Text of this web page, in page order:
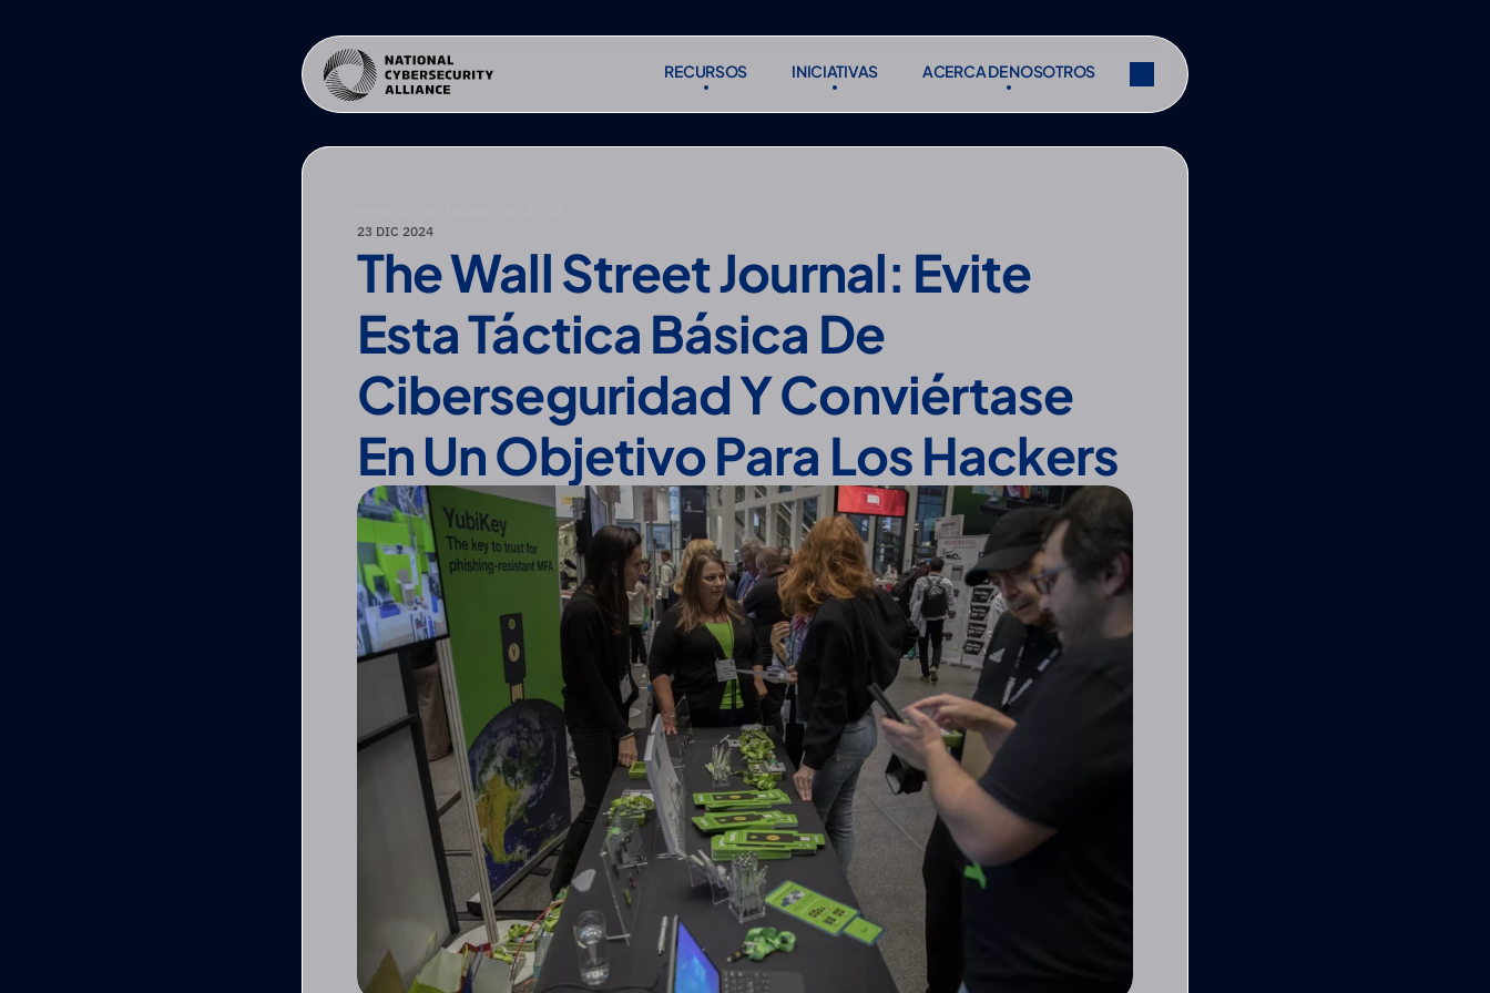
RECURSOS
RECURSOS
INICIATIVAS
INICIATIVAS
ACERCA DE NOSOTROS
ACERCA DE NOSOTROS
Suscribirse
Compartir
23 DIC 2024
The Wall Street Journal: Evite
Esta Táctica Básica De
Ciberseguridad Y Conviértase
En Un Objetivo Para Los Hackers